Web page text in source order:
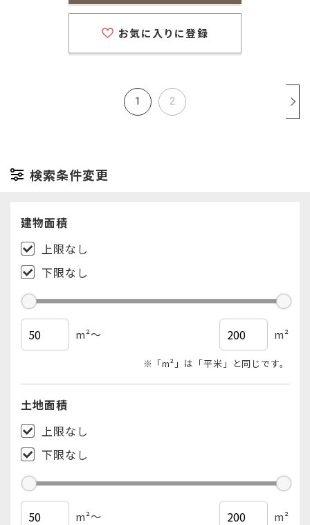
お気に入りに登録
1 2
検索条件変更
建物面積
上限なし
下限なし
m²～ m²
※「m²」は「平米」と同じです。
土地面積
上限なし
下限なし
m²～ m²